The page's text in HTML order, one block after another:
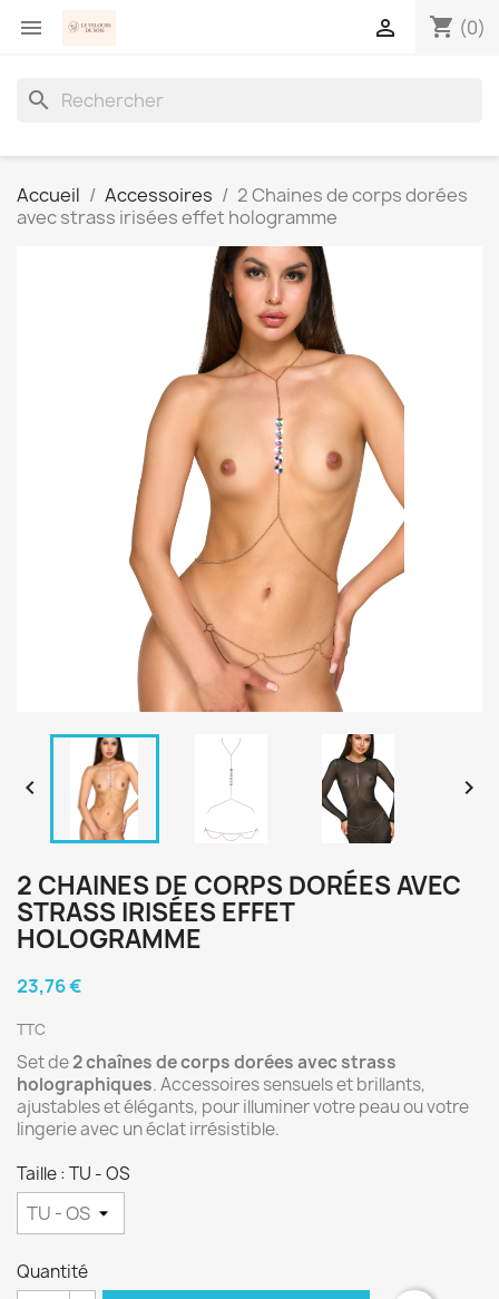
 shopping_cart (0)

search
Accueil Accessoires
2 Chaines de corps dorées
avec strass irisées effet hologramme
 
2 CHAINES DE CORPS DORÉES AVEC
STRASS IRISÉES EFFET
HOLOGRAMME
23,76 €
TTC
Set de2 chaînes de corps dorées avec strass
holographiques. Accessoires sensuels et brillants,
ajustables et élégants, pour illuminer votre peau ou votre
lingerie avec un éclat irrésistible.
Taille : TU - OS
Quantité